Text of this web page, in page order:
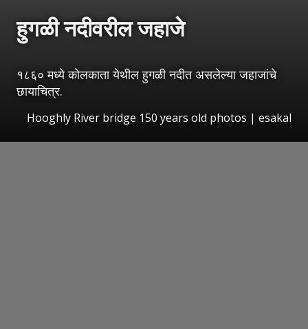
हुगळी नदीवरील जहाजे
१८६० मध्ये कोलकाता येथील हुगळी नदीत असलेल्या जहाजांचे
छायाचित्र.
Hooghly River bridge 150 years old photos | esakal